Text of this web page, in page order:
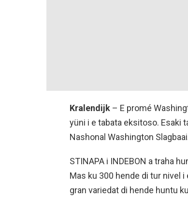
Kralendijk – E promé
yüni i e tabata eksitoso. Esaki
Nashonal Washington
STINAPA i INDEBON a traha
Mas ku 300 hende di tur nivel i
gran variedat di hende huntu